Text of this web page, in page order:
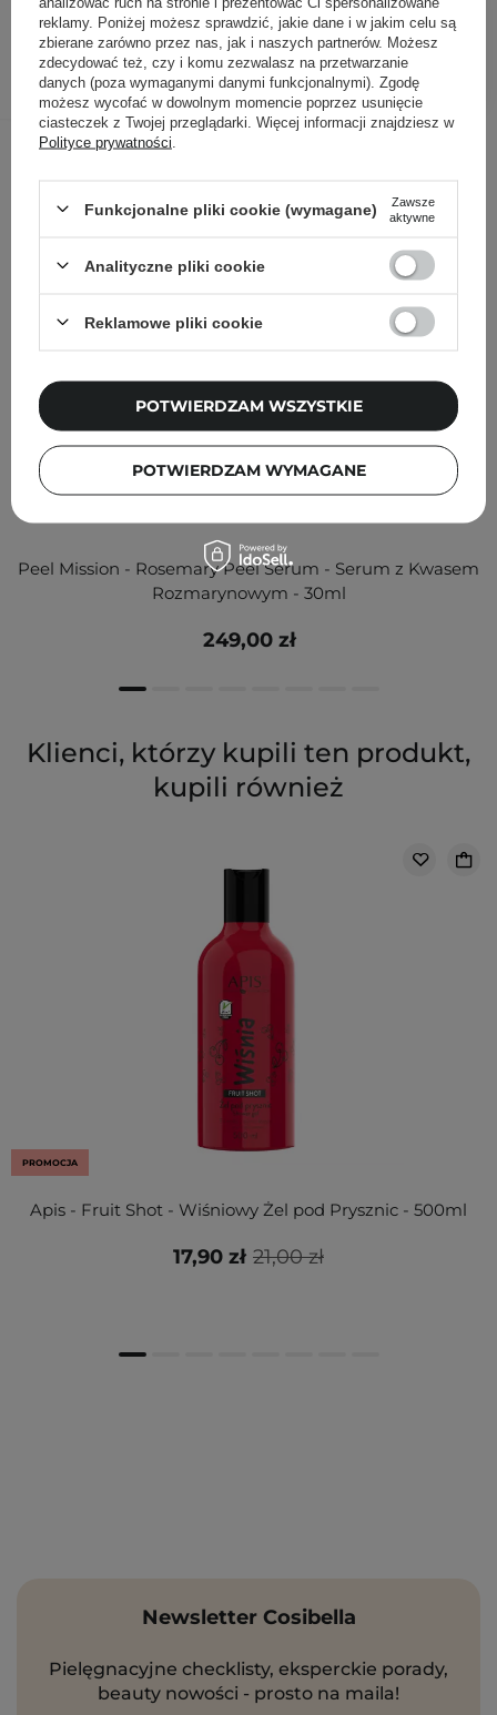
59,90 zł /szt.
DODAJ DO KOSZYKA
Inni klienci sprawdzali również
Peel Mission - Rosemary Peel Serum - Serum z Kwasem
Rozmarynowym - 30ml
249,00 zł
Klienci, którzy kupili ten produkt,
kupili również
PROMOCJA
Apis - Fruit Shot - Wiśniowy Żel pod Prysznic - 500ml
21,00 zł
17,90 zł
Newsletter Cosibella
Pielęgnacyjne checklisty, eksperckie porady,
beauty nowości - prosto na maila!
reklamy. Poniżej możesz sprawdzić, jakie dane i w jakim celu są
zbierane zarówno przez nas, jak i naszych partnerów. Możesz
zdecydować też, czy i komu zezwalasz na przetwarzanie
danych (poza wymaganymi danymi funkcjonalnymi). Zgodę
możesz wycofać w dowolnym momencie poprzez usunięcie
ciasteczek z Twojej przeglądarki. Więcej informacji znajdziesz w
Polityce prywatności
Funkcjonalne pliki cookie (wymagane)
Zawsze
aktywne
Analityczne pliki cookie
Reklamowe pliki cookie
POTWIERDZAM WYMAGANE
POTWIERDZAM WSZYSTKIE